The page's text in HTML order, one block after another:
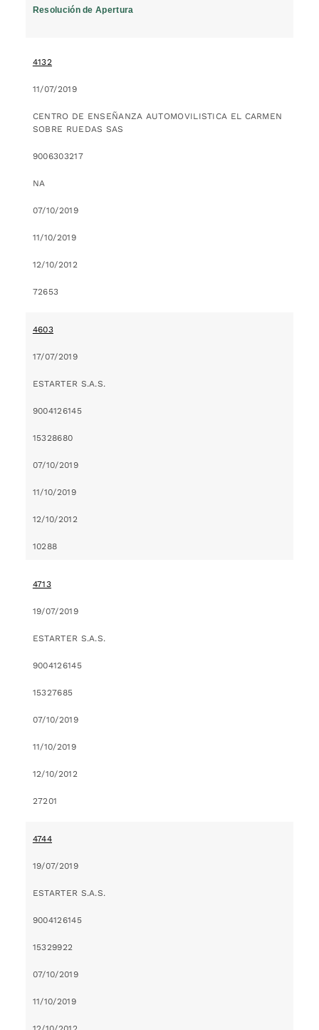
Resolución de Apertura
4132
11/07/2019
CENTRO DE ENSEÑANZA AUTOMOVILISTICA EL CARMEN
SOBRE RUEDAS SAS
9006303217
NA
07/10/2019
11/10/2019
12/10/2012
72653
4603
17/07/2019
ESTARTER S.A.S.
9004126145
15328680
07/10/2019
11/10/2019
12/10/2012
10288
4713
19/07/2019
ESTARTER S.A.S.
9004126145
15327685
07/10/2019
11/10/2019
12/10/2012
27201
4744
19/07/2019
ESTARTER S.A.S.
9004126145
15329922
07/10/2019
11/10/2019